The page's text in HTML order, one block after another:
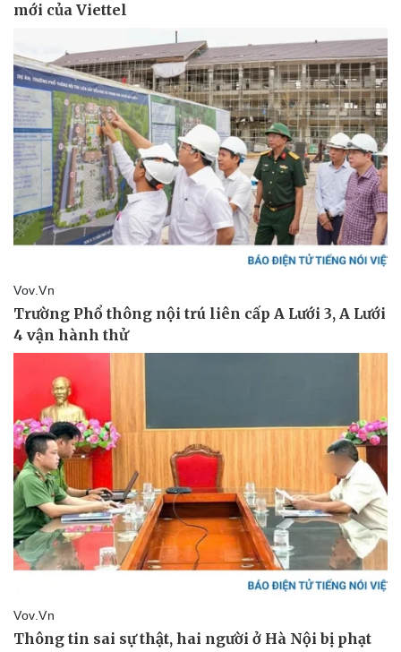
Kinh tế
Bất động sản
Khởi nghiệp
Thị trường
Giá vàng
Tiêu dùng
Tỷ giá
Chứng khoán
Giá cà phê